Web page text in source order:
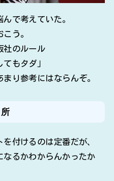
で考えていた。
う。
社のルール
もタダ」
り参考にはならんぞ。
付けるのは定番だが、
なるかわからんかったか